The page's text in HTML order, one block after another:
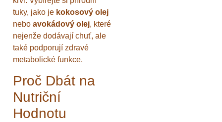
tuky, jako je kokosový olej
nebo avokádový olej, které
nejenže dodávají chuť, ale
také podporují zdravé
metabolické funkce.
Proč Dbát na
Nutriční
Hodnotu